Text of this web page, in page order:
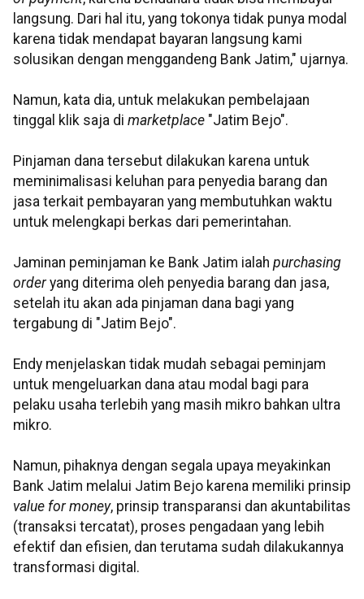
langsung. Dari hal itu, yang tokonya tidak punya modal
karena tidak mendapat bayaran langsung kami
solusikan dengan menggandeng Bank Jatim," ujarnya.
Namun, kata dia, untuk melakukan pembelajaan
tinggal klik saja di marketplace "Jatim Bejo".
Pinjaman dana tersebut dilakukan karena untuk
meminimalisasi keluhan para penyedia barang dan
jasa terkait pembayaran yang membutuhkan waktu
untuk melengkapi berkas dari pemerintahan.
Jaminan peminjaman ke Bank Jatim ialah purchasing
orderyang diterima oleh penyedia barang dan jasa,
setelah itu akan ada pinjaman dana bagi yang
tergabung di "Jatim Bejo".
Endy menjelaskan tidak mudah sebagai peminjam
untuk mengeluarkan dana atau modal bagi para
pelaku usaha terlebih yang masih mikro bahkan ultra
mikro.
Namun, pihaknya dengan segala upaya meyakinkan
Bank Jatim melalui Jatim Bejo karena memiliki prinsip
value for money, prinsip transparansi dan akuntabilitas
(transaksi tercatat), proses pengadaan yang lebih
efektif dan efisien, dan terutama sudah dilakukannya
transformasi digital.